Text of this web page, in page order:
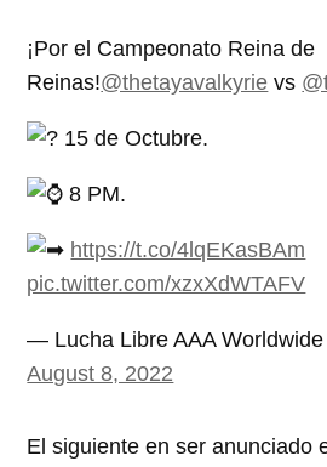
¡Por el Campeonato Reina de
Reinas!@thetayavalkyrie vs
15 de Octubre.
8 PM.
https://t.co/4lqEKasBAm
pic.twitter.com/xzxXdWTAFV
— Lucha Libre AAA
August 8, 2022
El siguiente en ser anunciado